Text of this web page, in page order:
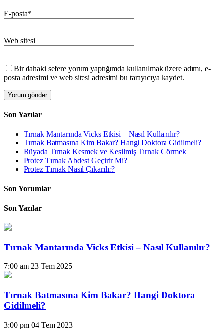
E-posta*
Web sitesi
Bir dahaki sefere yorum yaptığımda kullanılmak üzere adımı, e-
posta adresimi ve web sitesi adresimi bu tarayıcıya kaydet.
Son Yazılar
Tırnak Mantarında Vicks Etkisi – Nasıl Kullanılır?
Tırnak Batmasına Kim Bakar? Hangi Doktora Gidilmeli?
Rüyada Tırnak Kesmek ve Kesilmiş Tırnak Görmek
Protez Tırnak Abdest Geçirir Mi?
Protez Tırnak Nasıl Çıkarılır?
Son Yorumlar
Son Yazılar
Tırnak Mantarında Vicks Etkisi – Nasıl Kullanılır?
7:00 am 23 Tem 2025
Tırnak Batmasına Kim Bakar? Hangi Doktora
Gidilmeli?
3:00 pm 04 Tem 2023